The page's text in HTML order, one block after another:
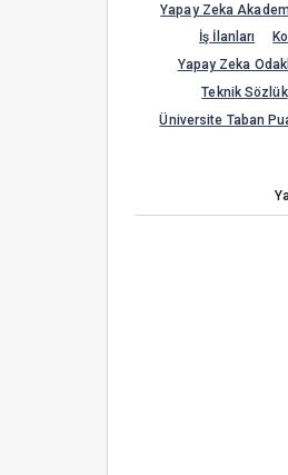
Yapay Zeka
İş İlanları
Yapay Zeka
Teknik Sözlük
Üniversite Taban